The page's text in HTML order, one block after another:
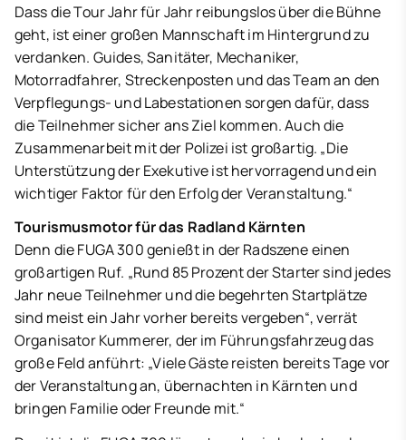
Dass die Tour Jahr für Jahr reibungslos über die Bühne
geht, ist einer großen Mannschaft im Hintergrund zu
verdanken. Guides, Sanitäter, Mechaniker,
Motorradfahrer, Streckenposten und das Team an den
Verpflegungs- und Labestationen sorgen dafür, dass
die Teilnehmer sicher ans Ziel kommen. Auch die
Zusammenarbeit mit der Polizei ist großartig. „Die
Unterstützung der Exekutive ist hervorragend und ein
wichtiger Faktor für den Erfolg der Veranstaltung.“
Tourismusmotor für das Radland Kärnten
Denn die FUGA 300 genießt in der Radszene einen
großartigen Ruf. „Rund 85 Prozent der Starter sind jedes
Jahr neue Teilnehmer und die begehrten Startplätze
sind meist ein Jahr vorher bereits vergeben“, verrät
Organisator Kummerer, der im Führungsfahrzeug das
große Feld anführt: „Viele Gäste reisten bereits Tage vor
der Veranstaltung an, übernachten in Kärnten und
bringen Familie oder Freunde mit.“